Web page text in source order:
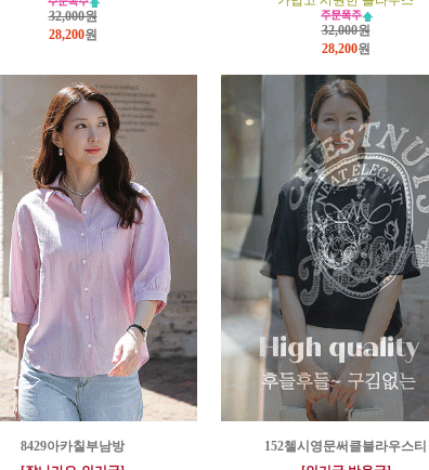
32,000원
28,200원
32,000원
28,200원
8429아카칠부남방
152첼시영문써클블라우스티